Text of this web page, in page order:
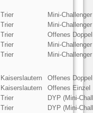
Trier
Mini-
Trier
Mini-
Trier
Offenes Doppel
Trier
Mini-
Trier Mini-
Kaiserslautern
Offenes Doppel
Kaiserslautern
Offenes Einzel
Trier
DYP (Mini-
Trier
DYP (Mini-